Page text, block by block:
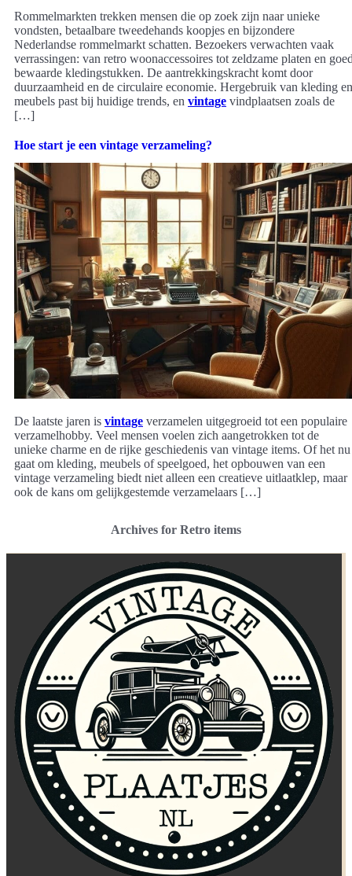
Rommelmarkten trekken mensen die op zoek zijn naar unieke
vondsten, betaalbare tweedehands koopjes en bijzondere
Nederlandse rommelmarkt schatten. Bezoekers verwachten vaak
verrassingen: van retro woonaccessoires tot zeldzame platen en
bewaarde kledingstukken. De aantrekkingskracht komt door
duurzaamheid en de circulaire economie. Hergebruik van kleding en
meubels past bij huidige trends, en vintage vindplaatsen zoals de
[…]
Hoe start je een vintage verzameling?
De laatste jaren is vintage verzamelen uitgegroeid tot een populaire
verzamelhobby. Veel mensen voelen zich aangetrokken tot de
unieke charme en de rijke geschiedenis van vintage items. Of het nu
gaat om kleding, meubels of speelgoed, het opbouwen van een
vintage verzameling biedt niet alleen een creatieve uitlaatklep, maar
ook de kans om gelijkgestemde verzamelaars […]
Archives for Retro items